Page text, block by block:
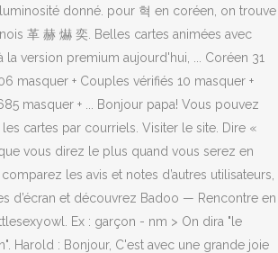
donné. pour 혁 en coréen, on trouve
革 赫 爀 奕. Belles cartes animées avec
la version premium aujourd'hui, ... Coréen 31
masquer + Couples vérifiés 10 masquer +
masquer + ... Bonjour papa! Vous pouvez
cartes par courriels. Visiter le site. Dire «
vous direz le plus quand vous serez en
les avis et notes d’autres utilisateurs,
d’écran et découvrez Badoo — Rencontre en
Ex : garçon - nm > On dira "le
Harold : Bonjour, C'est avec une grande joie